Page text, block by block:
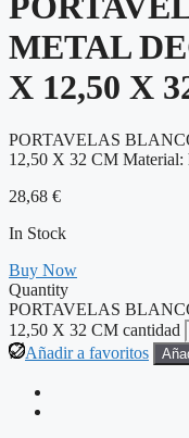
METAL
X 12,50 X
PORTAVELAS
12,50 X 32 CM Material:
28,68 €
In Stock
Buy Now
Quantity
PORTAVELAS
12,50 X 32 CM cantidad
Añadir a favoritos